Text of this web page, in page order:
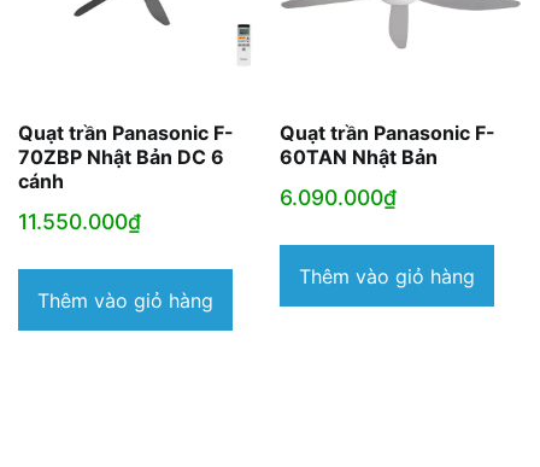
Quạt trần Panasonic F-
70ZBP Nhật Bản DC 6
cánh
11.550.000₫
Thêm vào giỏ hàng
Quạt trần Panasonic F-
60TAN Nhật Bản
6.090.000₫
Thêm vào giỏ hàng